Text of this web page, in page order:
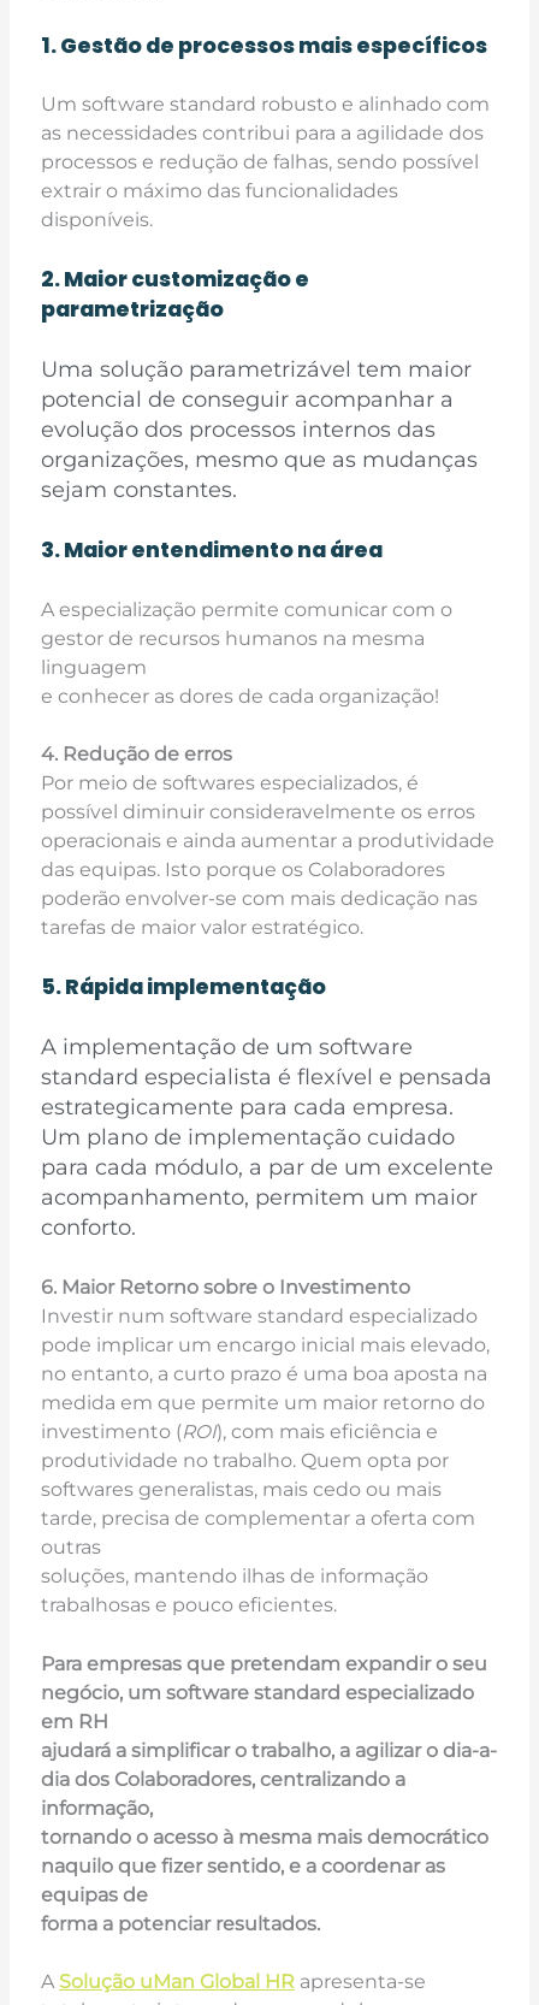
1. Gestão de processos mais específicos
Um software standard robusto e alinhado com
as necessidades contribui para a agilidade dos
processos e redução de falhas, sendo possível
extrair o máximo das funcionalidades
disponíveis.
2. Maior customização e
parametrização
Uma solução parametrizável tem maior
potencial de conseguir acompanhar a
evolução dos processos internos das
organizações, mesmo que as mudanças
sejam constantes.
3. Maior entendimento na área
A especialização permite comunicar com o
gestor de recursos humanos na mesma
linguagem
e conhecer as dores de cada organização!
4. Redução de erros
Por meio de softwares especializados, é
possível diminuir consideravelmente os erros
operacionais e ainda aumentar a produtividade
das equipas. Isto porque os Colaboradores
poderão envolver-se com mais dedicação nas
tarefas de maior valor estratégico.
5. Rápida implementação
A implementação de um software
standard especialista é flexível e pensada
estrategicamente para cada empresa.
Um plano de implementação cuidado
para cada módulo, a par de um excelente
acompanhamento, permitem um maior
conforto.
6. Maior Retorno sobre o Investimento
Investir num software standard especializado
pode implicar um encargo inicial mais elevado,
no entanto, a curto prazo é uma boa aposta na
medida em que permite um maior retorno do
investimento (ROI), com mais eficiência e
produtividade no trabalho. Quem opta por
softwares generalistas, mais cedo ou mais
tarde, precisa de complementar a oferta com
outras
soluções, mantendo ilhas de informação
trabalhosas e pouco eficientes.
Para empresas que pretendam expandir o seu
negócio, um software standard especializado
em RH
ajudará a simplificar o trabalho, a agilizar o dia-a-
dia dos Colaboradores, centralizando a
informação,
tornando o acesso à mesma mais democrático
naquilo que fizer sentido, e a coordenar as
equipas de
forma a potenciar resultados.
A Solução uMan Global HRapresenta-se